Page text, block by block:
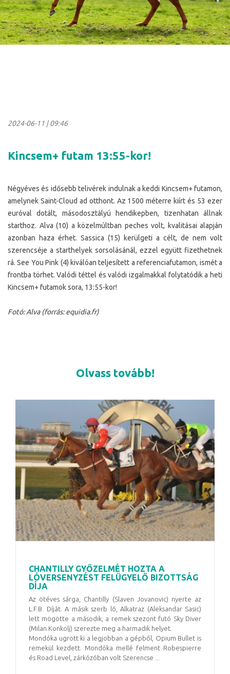
2024-06-11 |09:46
Kincsem+ futam 13:55-kor!
Négyéves és idősebb telivérek indulnak a keddi Kincsem+ futamon,
amelynek Saint-Cloud ad otthont. Az 1500 méterre kiírt és 53 ezer
euróval dotált, másodosztályú hendikepben, tizenhatan állnak
starthoz. Alva (10) a közelmúltban peches volt, kvalitásai alapján
azonban haza érhet. Sassica (15) kerülgeti a célt, de nem volt
szerencséje a starthelyek sorsolásánál, ezzel együtt fizethetnek
rá. See You Pink (4) kiválóan teljesített a referenciafutamon, ismét a
frontba törhet. Valódi téttel és valódi izgalmakkal folytatódik a heti
Kincsem+ futamok sora, 13:55-kor!
Fotó: Alva (forrás:equidia.fr)
Olvass tovább!
CHANTILLY GYŐZELMÉT HOZTA A
LÓVERSENYZÉST FELÜGYELŐ BIZOTTSÁG
DÍJA
Az ötéves sárga, Chantilly (Slaven Jovanovic) nyerte az
L.F.B. Díját. A másik szerb ló, Alkatraz (Aleksandar Sasic)
lett mögötte a második, a remek szezont futó Sky Diver
(Milan Konkolj) szerezte meg a harmadik helyet.
Mondóka ugrott ki a legjobban a gépből, Opium Bullet is
remekül kezdett. Mondóka mellé felment Robespierre
és Road Level, zárkózóban volt Szerencse ...